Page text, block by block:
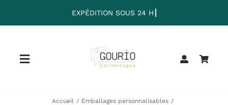
Toggle
Home
Accueil
Emballages personnalisables